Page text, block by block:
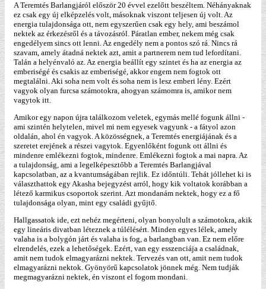
A Teremtés Barlangjáról először 20 évvel ezelőtt beszéltem. Néhányaknak
ez csak egy új elképzelés volt, másoknak viszont teljesen új volt. Az
energia tulajdonsága ott, nem egyszerűen csak egy hely, ami beszámol
nektek az érkezésről és a távozásról. Páratlan ember, nekem még csak
engedélyem sincs ott lenni. Az engedély nem a pontos szó rá. Nincs rá
szavam, amely átadná nektek azt, amit a partnerem nem tud lefordítani.
Talán a helyénvaló az. Az energia beállít egy szintet és ha az energia az
emberiségé és csakis az emberiségé, akkor engem nem fogtok ott
megtalálni. Aki soha nem volt és soha nem is lesz emberi lény. Ezért
vagyok olyan furcsa számotokra, ahogyan számomra is, amikor nem
vagytok itt.
Amikor egy napon újra találkozom veletek, egymás mellé fogunk állni -
ami szintén helytelen, mivel mi nem egyesek vagyunk - a fátyol azon
oldalán, ahol én vagyok. A közösségnek, a Teremtés energiájának és a
szeretet erejének a részei vagytok. Egyenlőként fogunk ott állni és
mindenre emlékezni fogtok, mindenre. Emlékezni fogtok a mai napra. Az
a tulajdonság, ami a legelképesztőbb a Teremtés Barlangjával
kapcsolatban, az a kvantumságában rejlik. Ez időntúli. Tehát jóllehet ki is
választhattok egy Akasha bejegyzést arról, hogy kik voltatok korábban a
létező karmikus csoportok szerint. Azt mondanám nektek, hogy ez a fő
tulajdonsága olyan, mint egy családi gyűjtő.
Hallgassatok ide, ezt nehéz megérteni, olyan bonyolult a számotokra, akik
egy lineáris divatban léteznek a túlélésért. Minden egyes lélek, amely
valaha is a bolygón járt és valaha is fog, a barlangban van. Ez nem előre
elrendelés, ezek a lehetőségek. Ezért, van egy esszenciája a családnak,
amit nem tudok elmagyarázni nektek. Tervezés van ott, amit nem tudok
elmagyarázni nektok. Gyönyörű kapcsolatok jönnek még. Nem tudják
megmagyarázni nektek, én viszont el fogom mondani.